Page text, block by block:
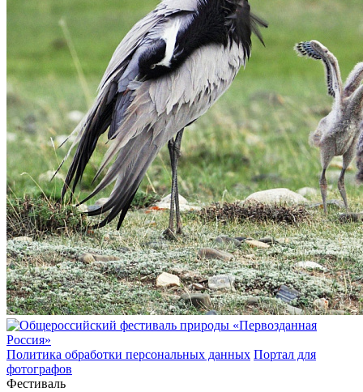
Политика обработки персональных данных Портал для
фотографов
Фестиваль